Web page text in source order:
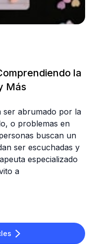
la
Más
ser abrumado por la
o problemas en
buscan un
ser escuchadas y
especializado
a